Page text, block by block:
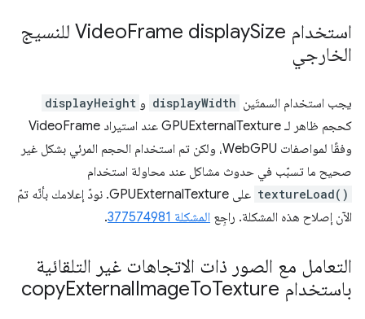
استخدام Video Frame display
Size للنسيج
الخارجي
يجب استخدام السمتَين displayWidth و displayHeight
كحجم ظاهر لـ GPUExternalTexture عند استيراد VideoFrame
وفقًا لمواصفات WebGPU، ولكن تم استخدام الحجم المرئي بشكل غير
صحيح ما تسبّب في حدوث مشاكل عند محاولة استخدام
textureLoad()
على GPUExternalTexture. نودّ إعلامك بأنّه تمّ
الآن إصلاح هذه المشكلة. راجِع المشكلة 377574981 .
التعامل مع الصور ذات الاتجاهات غير التلقائية
باستخدام copy
ExternalImageToTexture